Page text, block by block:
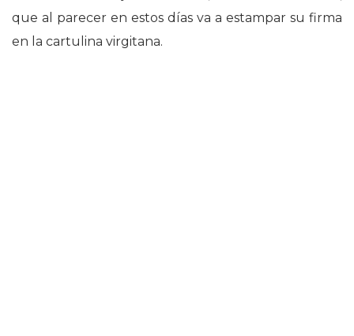
que al parecer en estos días va a estampar su firma
en la cartulina virgitana.